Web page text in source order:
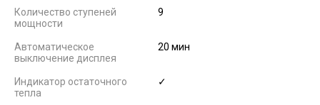
Количество ступеней
мощности
9
Автоматическое
выключение дисплея
20 мин
Индикатор остаточного
тепла
✓